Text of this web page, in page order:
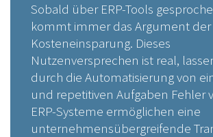
Sobald über ERP-Tools
kommt immer das Argument der
Kosteneinsparung. Dieses
Nutzenversprechen ist real,
durch die Automatisierung von
und repetitiven Aufgaben Fehler
ERP-Systeme ermöglichen eine
unternehmensübergreifende